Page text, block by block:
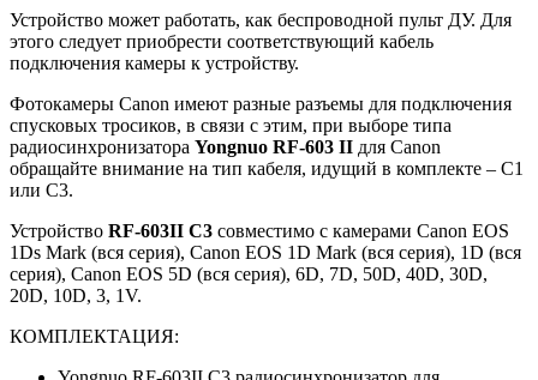
Устройство может работать, как беспроводной пульт ДУ. Для
этого следует приобрести соответствующий кабель
подключения камеры к устройству.
Фотокамеры Canon имеют разные разъемы для подключения
спусковых тросиков, в связи с этим, при выборе типа
радиосинхронизатора Yongnuo RF-603 II для Canon
обращайте внимание на тип кабеля, идущий в комплекте – C1
или C3.
Устройство RF-603II C3 совместимо с камерами Canon EOS
1Ds Mark (вся серия), Canon EOS 1D Mark (вся серия), 1D (вся
серия), Canon EOS 5D (вся серия), 6D, 7D, 50D, 40D, 30D,
20D, 10D, 3, 1V.
КОМПЛЕКТАЦИЯ: